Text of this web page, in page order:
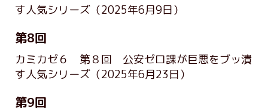
す人気シリーズ （2025年6月9日）
第8回
カミカゼ６ 第８回 公安ゼロ課が巨悪をブッ潰
す人気シリーズ （2025年6月23日）
第9回